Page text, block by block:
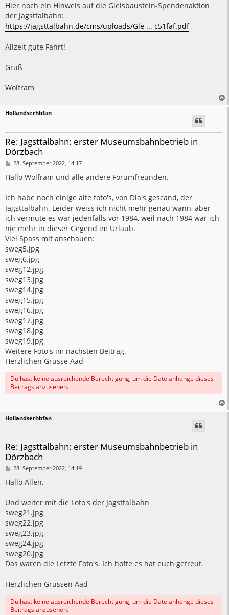
Hier noch ein Hinweis auf die Gleisbaustein-Spendenaktion
der Jagsttalbahn:
https://jagsttalbahn.de/cms/uploads/Gle ... c51faf.pdf
Allzeit gute Fahrt!
Gruß
Wolfram
Hollandserhbfan
Re: Jagsttalbahn: erster Museumsbahnbetrieb in
Dörzbach
B
i
t
a
g
28. September 2022, 14:17
Hallo Wolfram und alle andere Forumfreunden,
Ich habe noch einige alte foto's, von Dia's gescand, der
Jagsttalbahn. Leider weiss ich nicht mehr genau wann, aber
ich vermute es war jedenfalls vor 1984, weil nach 1984 war ich
nie mehr in dieser Gegend im Urlaub.
Viel Spass mit anschauen:
sweg5.jpg
sweg6.jpg
sweg12.jpg
sweg13.jpg
sweg14.jpg
sweg15.jpg
sweg16.jpg
sweg17.jpg
sweg18.jpg
sweg19.jpg
Weitere Foto's im nächsten Beitrag.
Herzlichen Grüsse Aad
Du hast keine ausreichende Berechtigung, um die Dateianhänge dieses
Beitrags anzusehen.
Hollandserhbfan
Re: Jagsttalbahn: erster Museumsbahnbetrieb in
Dörzbach
B
i
a
g
28. September 2022, 14:19
Hallo Allen,
Und weiter mit die Foto's der Jagsttalbahn
sweg21.jpg
sweg22.jpg
sweg23.jpg
sweg24.jpg
sweg20.jpg
Das waren die Letzte Foto's. Ich hoffe es hat euch gefreut.
Herzlichen Grüssen Aad
Du hast keine ausreichende Berechtigung, um die Dateianhänge dieses
Beitrags anzusehen.